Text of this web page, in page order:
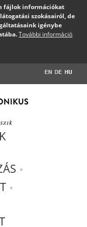
fájlok információkat
szokásairól, de
igénybe
További információ